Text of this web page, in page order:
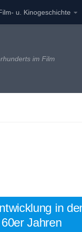
u. Kinogeschichte
im Film
in
Jahren